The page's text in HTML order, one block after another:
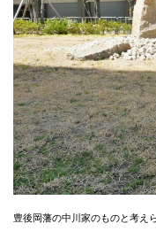
豊後岡藩の中川家のものと考え